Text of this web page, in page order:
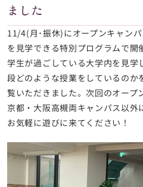
ました
11/4(月･振休)にオープンキャン
を見学できる特別プログラムで開
学生が過ごしている大学内を見学
段どのような授業をしているのか
覧いただきました。次回のオープ
京都・大阪高槻両キャンパス以外
お気軽に遊びに来てください！